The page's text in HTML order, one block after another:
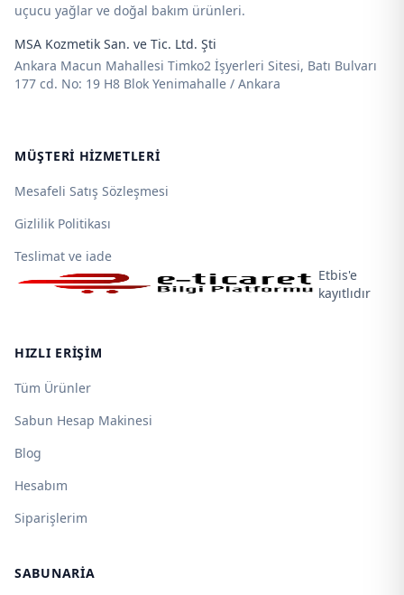
uçucu yağlar ve doğal bakım ürünleri.
MSA Kozmetik San. ve Tic. Ltd. Şti
Ankara Macun Mahallesi Timko2 İşyerleri Sitesi, Batı Bulvarı
177 cd. No: 19 H8 Blok Yenimahalle / Ankara
MÜŞTERI HIZMETLERI
Mesafeli Satış Sözleşmesi
Gizlilik Politikası
Teslimat ve iade
Etbis'e
kayıtlıdır
HIZLI ERIŞIM
Tüm Ürünler
Sabun Hesap Makinesi
Blog
Hesabım
Siparişlerim
SABUNARIA